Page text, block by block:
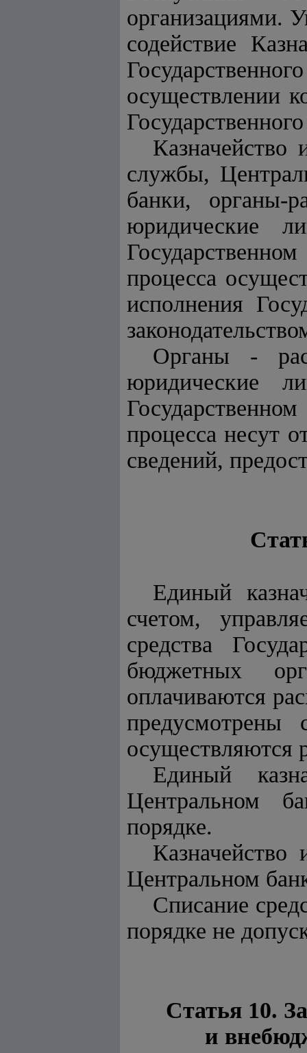
организациями.
содействие
осуществлении
Казначейство
службы,
банки, органы-
юридические
процесса
исполнения
Органы -
юридические
процесса несут
сведений,
Единый
счетом,
средства
бюджетных
оплачиваются
предусмотрены
осуществляются
Единый
Центральном
порядке.
Центральном
Списание
порядке не
Статья 10.
и